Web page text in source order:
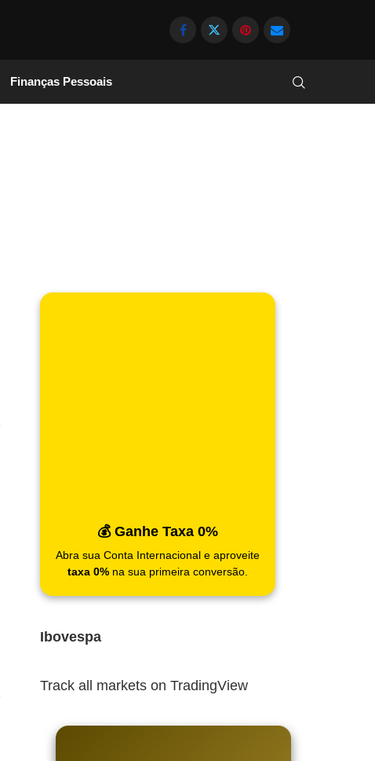
Finanças Pessoais
💰 Ganhe Taxa 0%
Abra sua Conta Internacional e aproveite
taxa 0% na sua primeira conversão.
Ibovespa
Track all markets on TradingView